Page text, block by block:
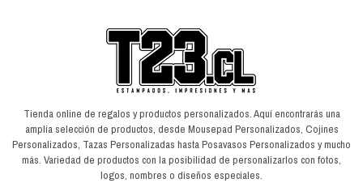
Tienda online de regalos y productos personalizados. Aquí encontrarás una
amplia selección de productos, desde Mousepad Personalizados, Cojines
Personalizados, Tazas Personalizadas hasta Posavasos Personalizados y mucho
más. Variedad de productos con la posibilidad de personalizarlos con fotos,
logos, nombres o diseños especiales.